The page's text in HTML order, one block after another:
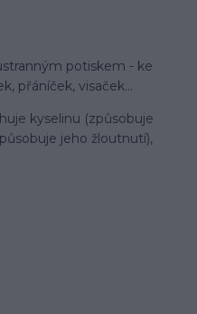
potiskem - ke
přáníček, visaček...
kyselinu (způsobuje
jeho žloutnutí),